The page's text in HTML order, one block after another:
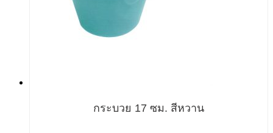
กระบวย 17 ซม. สีหวาน